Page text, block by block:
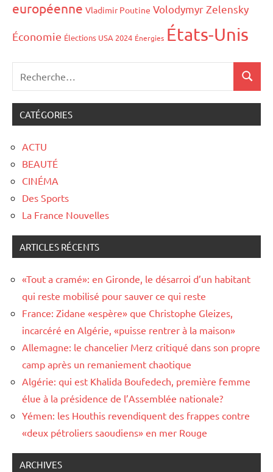
européenne Vladimir Poutine Volodymyr Zelensky
Économie Élections USA 2024 Énergies États-Unis
CATÉGORIES
ACTU
BEAUTÉ
CINÉMA
Des Sports
La France Nouvelles
ARTICLES RÉCENTS
«Tout a cramé»: en Gironde, le désarroi d’un habitant
qui reste mobilisé pour sauver ce qui reste
France: Zidane «espère» que Christophe Gleizes,
incarcéré en Algérie, «puisse rentrer à la maison»
Allemagne: le chancelier Merz critiqué dans son propre
camp après un remaniement chaotique
Algérie: qui est Khalida Boufedech, première femme
élue à la présidence de l’Assemblée nationale?
Yémen: les Houthis revendiquent des frappes contre
«deux pétroliers saoudiens» en mer Rouge
ARCHIVES